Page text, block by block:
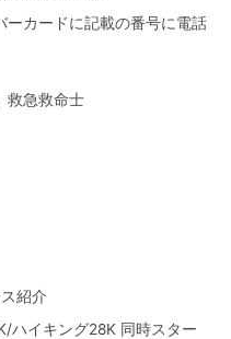
ーカードに記載の番号に電話
救急救命士
紹介
イキング28K 同時スター